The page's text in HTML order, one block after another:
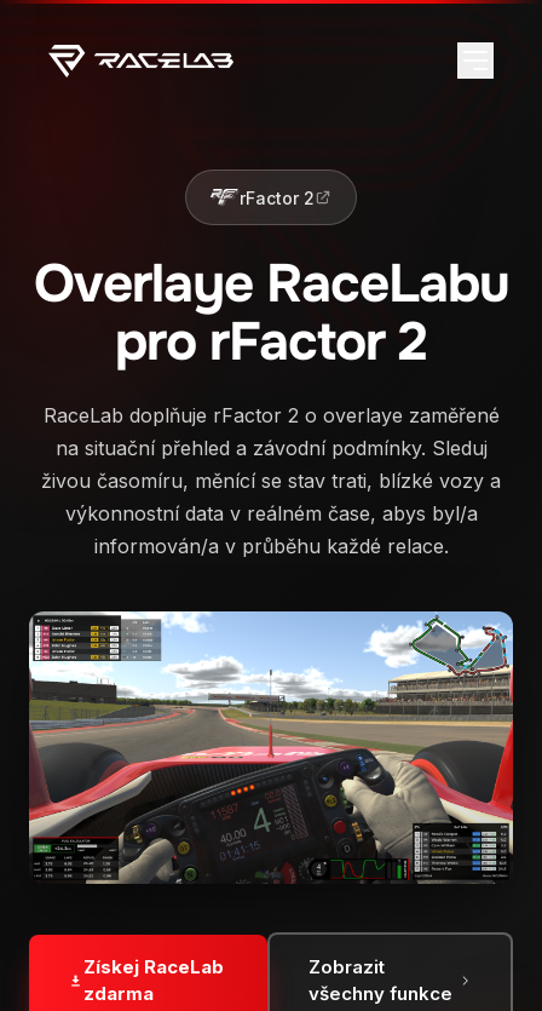
rFactor 2
Overlaye RaceLabu
pro rFactor 2
RaceLab doplňuje rFactor 2 o overlaye zaměřené
na situační přehled a závodní podmínky. Sleduj
živou časomíru, měnící se stav trati, blízké vozy a
výkonnostní data v reálném čase, abys byl/a
informován/a v průběhu každé relace.
Získej RaceLab
zdarma
Zobrazit
všechny funkce